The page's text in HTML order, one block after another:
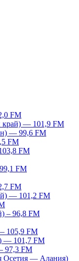
FM
край) — 101,9 FM
— 99,6 FM
FM
FM
FM
FM
— 101,2 FM
– 96,8 FM
105,9 FM
— 101,7 FM
97,3 FM
Осетия — Алания)